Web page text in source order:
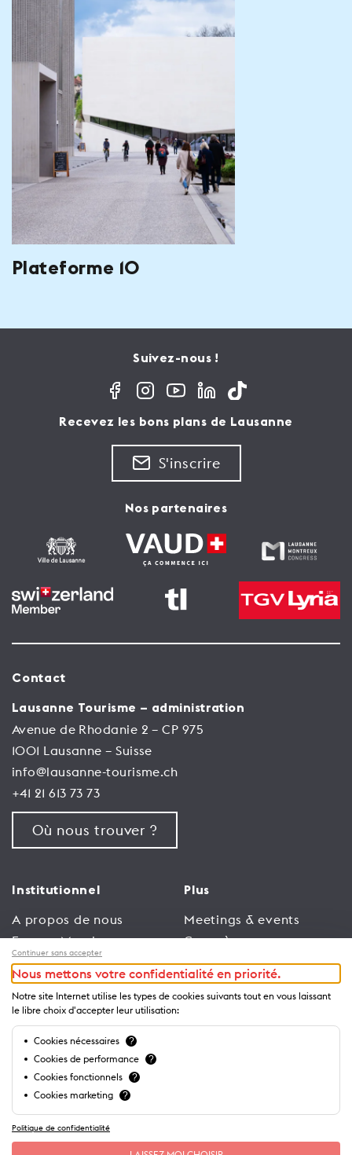
Plateforme 10
Suivez-nous !
Recevez les bons plans de Lausanne
S'inscrire
Nos partenaires
Contact
Lausanne Tourisme – administration
Avenue de Rhodanie 2 – CP 975
1001 Lausanne – Suisse
info@lausanne-tourisme.ch
+41 21 613 73 73
Où nous trouver ?
Institutionnel
A propos de nous
Espace Membres
Emploi
Conditions générales
d’utilisation
Politique de
confidentialité
Plus
Meetings & events
Congrès
Trade
Espace Médias
Annonceurs
Brochures et guides
Continuer sans accepter
Nous mettons votre confidentialité en priorité.
Notre site Internet utilise les types de cookies suivants tout en vous laissant
le libre choix d'accepter leur utilisation:
Cookies nécessaires ?
Cookies de performance ?
Cookies fonctionnels ?
Cookies marketing ?
Politique de confidentialité